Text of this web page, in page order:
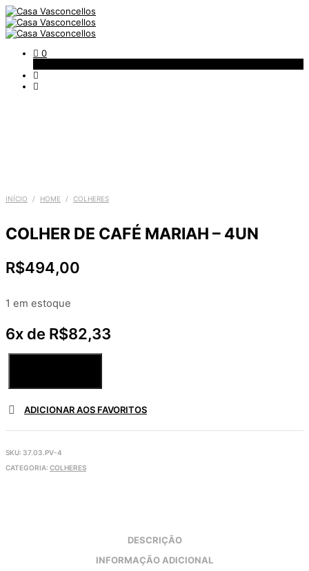
0
INÍCIO / HOME / COLHERES
COLHER DE CAFÉ MARIAH – 4UN
R$494,00
1 em estoque
6x de R$82,33
COLHER
CAFÉ
–
4UN
ADICIONAR AOS FAVORITOS
SKU: 37.03.PV-4
CATEGORIA: COLHERES
DESCRIÇÃO
INFORMAÇÃO ADICIONAL